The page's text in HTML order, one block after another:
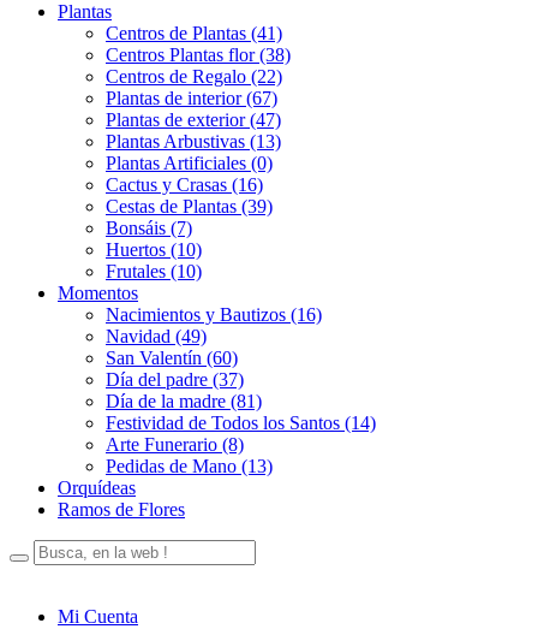
Plantas
Centros de Plantas (41)
Centros Plantas flor (38)
Centros de Regalo (22)
Plantas de interior (67)
Plantas de exterior (47)
Plantas Arbustivas (13)
Plantas Artificiales (0)
Cactus y Crasas (16)
Cestas de Plantas (39)
Bonsáis (7)
Huertos (10)
Frutales (10)
Momentos
Nacimientos y Bautizos (16)
Navidad (49)
San Valentín (60)
Día del padre (37)
Día de la madre (81)
Festividad de Todos los Santos (14)
Arte Funerario (8)
Pedidas de Mano (13)
Orquídeas
Ramos de Flores
Mi Cuenta